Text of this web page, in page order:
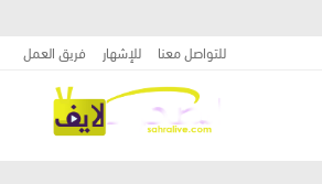
للتواصل معنا للإشهار فريق العمل